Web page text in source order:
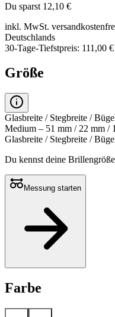
Du sparst 12,10 €
inkl. MwSt.
Deutschlands
30-Tage-Tiefstpreis: 111,00 €
Größe
Glasbreite / Stegbreite /
Medium – 51 mm / 22 mm /
Glasbreite / Stegbreite /
Du kennst deine
Messung starten
Farbe